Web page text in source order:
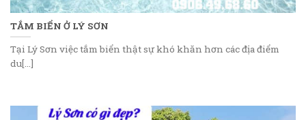
TẮM BIỂN Ở LÝ SƠN
Tại Lý Sơn việc tắm biển thật sự khó khăn hơn các địa điểm
du[...]